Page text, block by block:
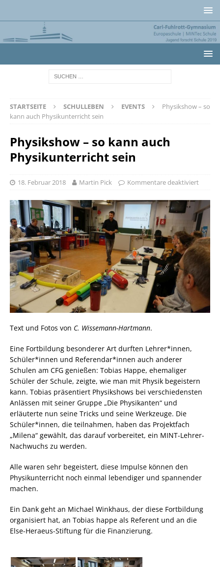
STARTSEITE SCHULLEBEN EVENTS
Physikshow – so
kann auch Physikunterricht sein
Physikshow – so kann auch
Physikunterricht sein
18. Februar 2018 Martin Pick Kommentare deaktiviert
Text und Fotos von C. Wissemann-Hartmann.
Eine Fortbildung besonderer Art durften Lehrer*innen,
Schüler*innen und Referendar*innen auch anderer
Schulen am CFG genießen: Tobias Happe, ehemaliger
Schüler der Schule, zeigte, wie man mit Physik begeistern
kann. Tobias präsentiert Physikshows bei verschiedensten
Anlässen mit seiner Gruppe „Die Physikanten“ und
erläuterte nun seine Tricks und seine Werkzeuge. Die
Schüler*innen, die teilnahmen, haben das Projektfach
„Milena“ gewählt, das darauf vorbereitet, ein MINT-Lehrer-
Nachwuchs zu werden.
Alle waren sehr begeistert, diese Impulse können den
Physikunterricht noch einmal lebendiger und spannender
machen.
Ein Dank geht an Michael Winkhaus, der diese Fortbildung
organisiert hat, an Tobias happe als Referent und an die
Else-Heraeus-Stiftung für die Finanzierung.